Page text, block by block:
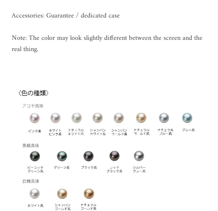
Accessories: Guarantee / dedicated case
Note: The color may look slightly different between the screen and the
real thing.